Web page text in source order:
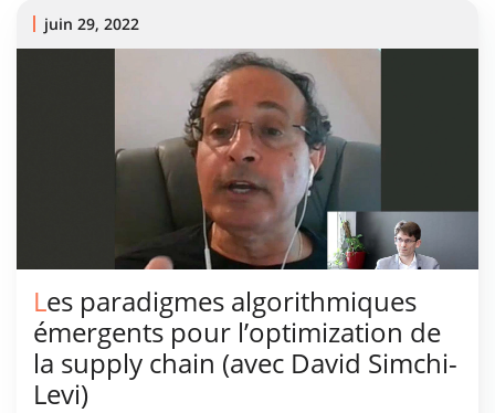
juin 29, 2022
Les paradigmes algorithmiques
émergents pour l’optimization de
la supply chain (avec David Simchi-
Levi)